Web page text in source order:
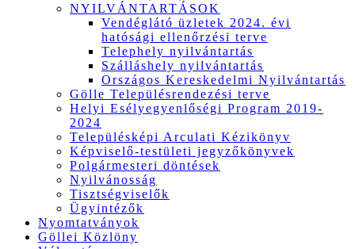
NYILVÁNTARTÁSOK
Vendéglátó üzletek 2024. évi
hatósági ellenőrzési terve
Telephely nyilvántartás
Szálláshely nyilvántartás
Országos Kereskedelmi Nyilvántartás
Gölle Településrendezési terve
Helyi Esélyegyenlőségi Program 2019-
2024
Településképi Arculati Kézikönyv
Képviselő-testületi jegyzőkönyvek
Polgármesteri döntések
Nyilvánosság
Tisztségviselők
Ügyintézők
Nyomtatványok
Göllei Közlöny